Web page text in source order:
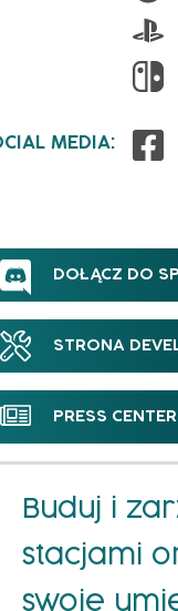
MEDIA:
DOŁĄCZ DO
STRONA
PRESS CENTER
Buduj i
stacjami
swoje